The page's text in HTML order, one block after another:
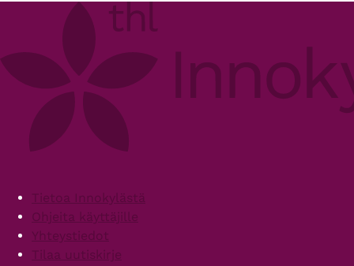
FooterTietoa Innokylästä
Ohjeita käyttäjille
Yhteystiedot
Tilaa uutiskirje